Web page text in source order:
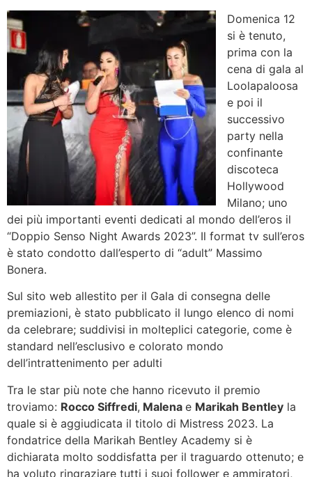
Domenica 12
si è tenuto,
prima con la
cena di gala al
Loolapaloosa
e poi il
successivo
party nella
confinante
discoteca
Hollywood
Milano; uno
dei più importanti eventi dedicati al mondo dell’eros il
“Doppio Senso Night Awards 2023”. Il format tv sull’eros
è stato condotto dall’esperto di “adult” Massimo
Bonera.
Sul sito web allestito per il Gala di consegna delle
premiazioni, è stato pubblicato il lungo elenco di nomi
da celebrare; suddivisi in molteplici categorie, come è
standard nell’esclusivo e colorato mondo
dell’intrattenimento per adulti
Tra le star più note che hanno ricevuto il premio
troviamo: Rocco Siffredi, Malena e Marikah Bentley la
quale si è aggiudicata il titolo di Mistress 2023. La
fondatrice della Marikah Bentley Academy si è
dichiarata molto soddisfatta per il traguardo ottenuto; e
ha voluto ringraziare tutti i suoi follower e ammiratori,